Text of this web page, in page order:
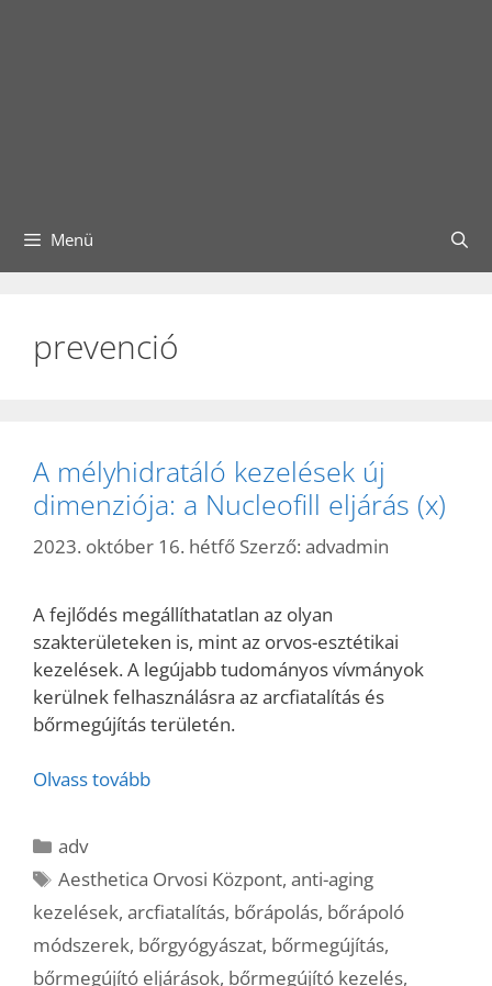
Menü
prevenció
A mélyhidratáló kezelések új
dimenziója: a Nucleofill eljárás (x)
2023. október 16. hétfő Szerző: advadmin
A fejlődés megállíthatatlan az olyan
szakterületeken is, mint az orvos-esztétikai
kezelések. A legújabb tudományos vívmányok
kerülnek felhasználásra az arcfiatalítás és
bőrmegújítás területén.
Olvass tovább
Kategória
adv
Címkék
Aesthetica Orvosi Központ,anti-aging
kezelések, arcfiatalítás, bőrápolás, bőrápoló
módszerek, bőrgyógyászat, bőrmegújítás,
bőrmegújító eljárások, bőrmegújító kezelés,